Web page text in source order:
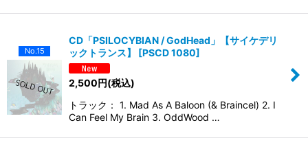
No.15
CD「PSILOCYBIAN / GodHead」【サイケデリ
ックトランス】
[PSCD 1080]
2,500円(税込)
トラック： 1. Mad As A Baloon (& Braincel) 2. I
Can Feel My Brain 3. OddWood …